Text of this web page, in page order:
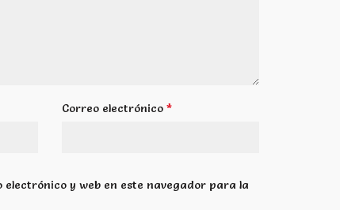
Correo electrónico *
electrónico y web en este navegador para la